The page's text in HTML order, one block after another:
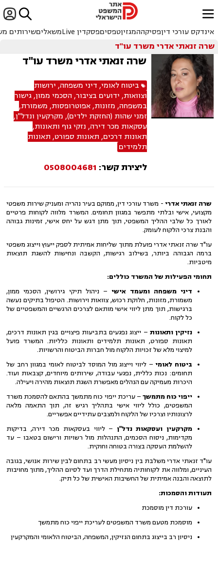

ﱐ
אינדקס עורכי דיןפסיקההמגזיןטפסיםפסקדין Live משאליםשירותים
שרה זנאתי אדרי משרד עו"ד
שרה זנאתי אדרי משרד עו"ד
ביטוח לאומי, דיני משפחה, ירושות
וצוואות, ידועים בציבור, הסכמי ממון,גישור
במשפחה, מזונות,אפוטרופסות, משמורת,
זמני שהות (החזקת ילדים), מקרקעין ונדל"ן,
עסקאות מכר דירה, נזקי גוף ותאונות,
תאונות דרכים, תאונות ספורט, תאונות
תלמידים
ליצירת קשר: 0508004681
שרה זנאתי אדרי - משרד עורכי דין, ממוקם בעיר נהריה ומעניק שירות משפטי
מקצועי, אישי ובלתי מתפשר במגוון תחומים. המשרד מלווה לקוחות פרטיים
לאורך כל שלבי ההליך המשפטי, תוך מתן דגש על יחס אישי, זמינות גבוהה
והבנת צרכי הלקוח לעומק.
עו"ד שרה זנאתי אדרי פועלת מתוך שליחות אמיתית לספק ייעוץ וייצוג משפטי
ברמה הגבוהה ביותר, בשילוב רגישות, הקשבה ונחישות להשגת תוצאות
מיטביות.
תחומי הפעילות של המשרד כוללים:
דיני משפחה ומעמד אישי – ניהול תיקי גירושין, הסכמי ממון,
משמורת, מזונות, חלוקת רכוש, צוואות וירושות. הטיפול בתיקים נעשה
ברגישות, תוך מתן ליווי אישי מותאם לצרכים הרגשיים והמשפטיים של
כל לקוח.
נזיקין ותאונות – ייצוג נפגעים בתביעות פיצויים בגין תאונות דרכים,
תאונות ספורט, תאונות תלמידים ותאונות כלליות. המשרד פועל
למיצוי מלא של זכויות הלקוח מול חברות הביטוח והרשויות.
ביטוח לאומי – ליווי וייצוג מול המוסד לביטוח לאומי במגוון רחב של
תחומים: נכות כללית, נפגעי עבודה, שירותים מיוחדים, קצבאות ועוד.
היכרות מעמיקה עם הנהלים מאפשרת השגת תוצאות מהירה ויעילה.
ייפוי כוח מתמשך – עריכת ייפוי כוח מתמשך בהתאם להסמכת משרד
המשפטים, כולל ליווי אישי בתהליך רגיש זה, תוך התאמה מלאה
לרצונותיו וצרכיו של הלקוח ולמצבים עתידיים אפשריים.
מקרקעין ועסקאות נדל"ן – ליווי בעסקאות מכר דירה, בדיקות
מקדימות, ניסוח הסכמים, התנהלות מול רשויות ורישום בטאבו – עד
להשלמת העסקה בצורה בטוחה וחוקית.
עו"ד זנאתי אדרי משלבת בין ניסיון מעשי רב בתחום לבין שירות אנושי, בגובה
העיניים, ומלווה את לקוחותיה מתחילת הדרך ועד לסיום ההליך, מתוך מחויבות
לתוצאה והבנה אמיתית של החשיבות האישית של כל תיק.
תעודות והסמכות:
עורכת דין מוסמכת
מוסמכת מטעם משרד המשפטים לעריכת ייפוי כוח מתמשך
ניסיון רב בייצוג בתחום הנזיקין, המשפחה, הביטוח הלאומי והמקרקעין